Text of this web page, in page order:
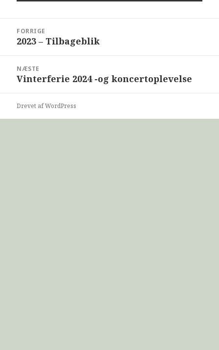
FORRIGE
2023 – Tilbageblik
NÆSTE
Vinterferie 2024 -og koncertoplevelse
Drevet af WordPress